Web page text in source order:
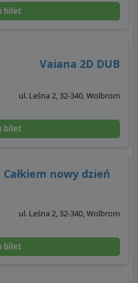
bilet
Vaiana 2D DUB
ul. Leśna 2, 32-340, Wolbrom
bilet
nowy dzień
ul. Leśna 2, 32-340, Wolbrom
bilet